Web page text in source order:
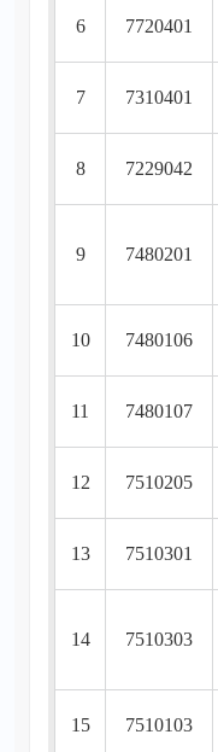
6 7720401
7 7310401
8 7229042
9 7480201
10 7480106
11 7480107
12 7510205
13 7510301
14 7510303
15 7510103